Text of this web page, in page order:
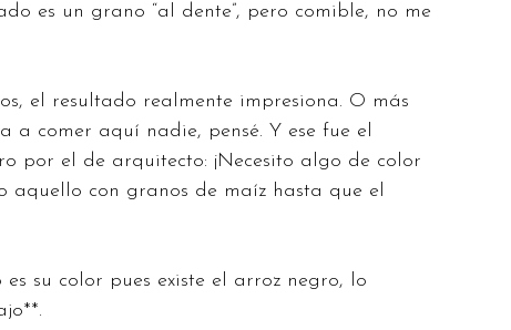
es un grano “al dente”, pero comible, no me
el resultado realmente impresiona. O más
a comer aquí nadie, pensé. Y ese fue el
por el de arquitecto: ¡Necesito algo de color
con granos de maíz hasta que el
su color pues existe el arroz negro, lo